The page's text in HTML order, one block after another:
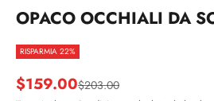
OPACO OCCHIALI DA
RISPARMIA 22%
Prezzo scontato
$159.00Prezzo
$203.00